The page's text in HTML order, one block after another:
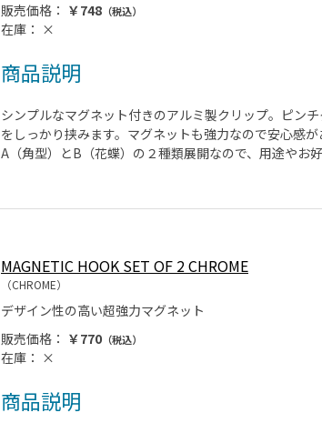
販売価格： ￥748 （税込）
在庫： ×
商品説明
シンプルなマグネット付きのアルミ製クリップ。ピン
をしっかり挟みます。マグネットも強力なので安心感
A（角型）とB（花蝶）の２種類展開なので、用途やお
MAGNETIC HOOK SET OF 2 CHROME
（CHROME）
デザイン性の高い超強力マグネット
販売価格： ￥770 （税込）
在庫： ×
商品説明